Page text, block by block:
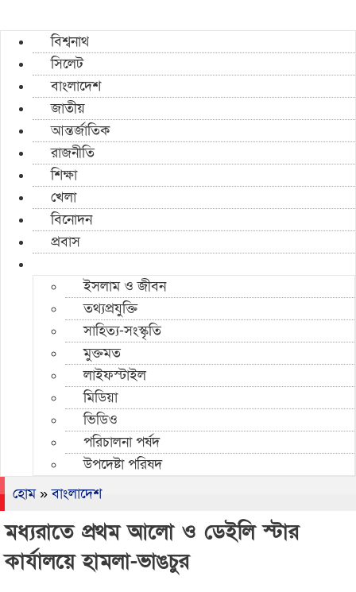
বিশ্বনাথ
সিলেট
বাংলাদেশ
জাতীয়
আন্তর্জাতিক
রাজনীতি
শিক্ষা
খেলা
বিনোদন
প্রবাস
ইসলাম ও জীবন
তথ্যপ্রযুক্তি
সাহিত্য-সংস্কৃতি
মুক্তমত
লাইফস্টাইল
মিডিয়া
ভিডিও
পরিচালনা পর্ষদ
উপদেষ্টা পরিষদ
হোম»বাংলাদেশ
মধ্যরাতে প্রথম আলো ও ডেইলি স্টার
কার্যালয়ে হামলা-ভাঙচুর